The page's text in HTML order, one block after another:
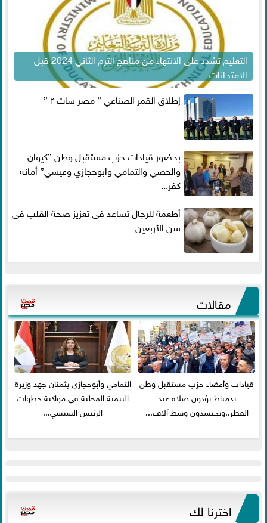
التعليم تشدد على الانتهاء من مناهج الترم الثاني 2024 قبل
الامتحانات
إطلاق القمر الصناعي ” مصر سات ٢ ”
بحضور قيادات حزب مستقبل وطن ”كيوان
والحصي والتمامي وابوحجازي وعيسي” أمانه
كفر...
أطعمة للرجال تساعد فى تعزيز صحة القلب فى
سن الأربعين
مقالات
قيادات وأعضاء حزب مستقبل وطن
بدمياط يؤدون صلاة عيد
الفطر..ويحتشدون وسط آلاف...
التمامي وأبوحجازي يثمنان جهد وزيرة
التنمية المحلية في مواكبة خطوات
الرئيس السيسي...
اخترنا لك